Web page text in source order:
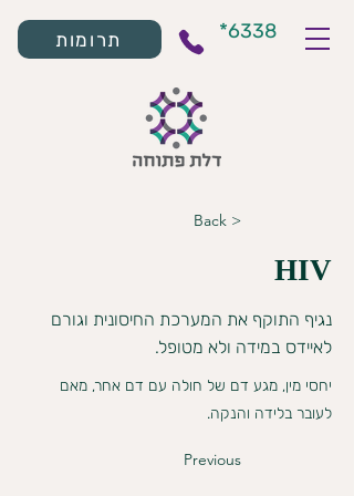
*6338 תרומות
< Back
HIV
נגיף התוקף את המערכת החיסונית וגורם
לאיידס במידה ולא מטופל.
יחסי מין, מגע דם של חולה עם דם אחר, מאם
לעובר בלידה והנקה.
Previous